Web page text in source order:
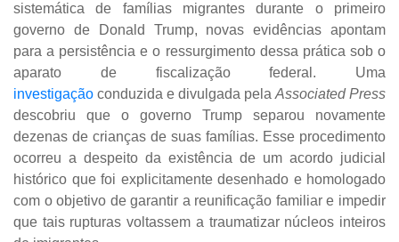
sistemática de famílias migrantes durante o primeiro
governo de Donald Trump, novas evidências apontam
para a persistência e o ressurgimento dessa prática sob o
aparato de fiscalização federal. Uma
investigação conduzida e divulgada pela Associated Press
descobriu que o governo Trump separou novamente
dezenas de crianças de suas famílias. Esse procedimento
ocorreu a despeito da existência de um acordo judicial
histórico que foi explicitamente desenhado e homologado
com o objetivo de garantir a reunificação familiar e impedir
que tais rupturas voltassem a traumatizar núcleos inteiros